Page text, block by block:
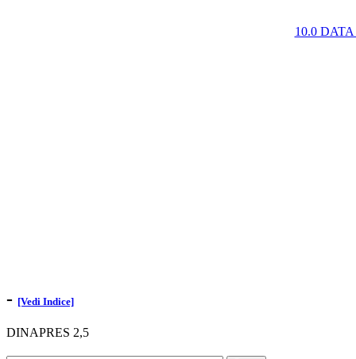
10.0
- [Vedi Indice]
DINAPRES 2,5